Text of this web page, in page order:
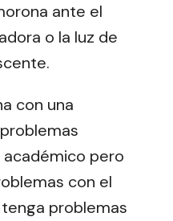
ante el
o la luz de
con una
pero
con el
problemas